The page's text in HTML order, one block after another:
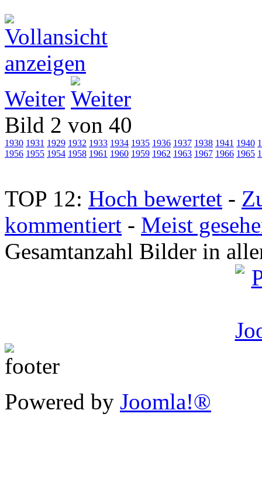
Weiter
Bild 2 von 40
1930 1931 1929 1932 1933 1934 1935 1936 1937 1938 1941 1940
1956 1955 1954 1958 1961 1960 1959 1962 1963 1967 1966 1965
TOP 12: Hoch bewertet -
kommentiert - Meist
Gesamtanzahl Bilder in
Powered by Joomla!®